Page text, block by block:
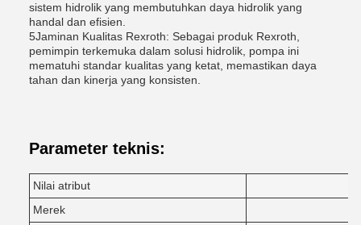
sistem hidrolik yang membutuhkan daya hidrolik yang
handal dan efisien.
5Jaminan Kualitas Rexroth: Sebagai produk Rexroth,
pemimpin terkemuka dalam solusi hidrolik, pompa ini
mematuhi standar kualitas yang ketat, memastikan daya
tahan dan kinerja yang konsisten.
Parameter teknis:
Nilai atribut
Merek